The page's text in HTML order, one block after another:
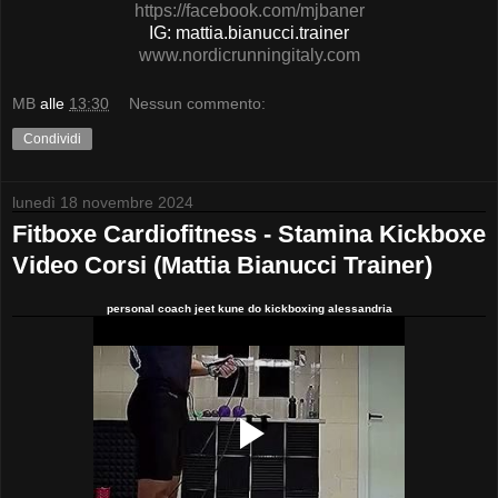
https://facebook.com/mjbaner
IG: mattia.bianucci.trainer
www.nordicrunningitaly.com
MB alle 13:30 Nessun commento:
Condividi
lunedì 18 novembre 2024
Fitboxe Cardiofitness - Stamina Kickboxe
Video Corsi (Mattia Bianucci Trainer)
personal coach jeet kune do kickboxing alessandria